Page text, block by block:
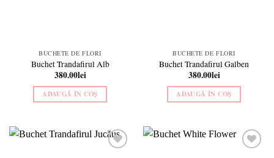
BUCHETE DE FLORI
Buchet Trandafirul Alb
380.00lei
ADAUGĂ ÎN COȘ
BUCHETE DE FLORI
Buchet Trandafirul Galben
380.00lei
ADAUGĂ ÎN COȘ